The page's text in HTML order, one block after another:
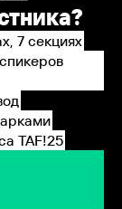
7 секциях
TAF!25